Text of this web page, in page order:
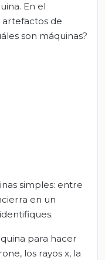
En el
de
son máquinas?
simples: entre
en un
para hacer
los rayos x, la